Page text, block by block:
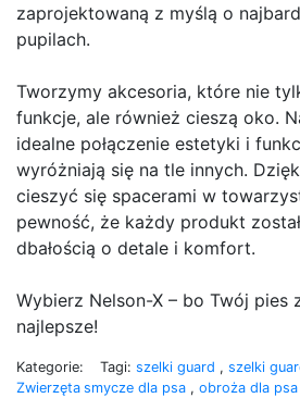
zaprojektowaną z myślą o
pupilach.
Tworzymy akcesoria, które nie
funkcje, ale również cieszą oko.
idealne połączenie estetyki i
wyróżniają się na tle innych.
cieszyć się spacerami w
pewność, że każdy produkt
dbałością o detale i komfort.
Wybierz Nelson-X – bo Twój pies
najlepsze!
Kategorie:
Zwierzęta
Tagi: szelki guard , szelki
smycze dla psa , obroża dla psa